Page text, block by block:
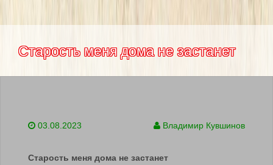
Старость меня дома не застанет
03.08.2023 Владимир Кувшинов
Старость меня дома не застанет